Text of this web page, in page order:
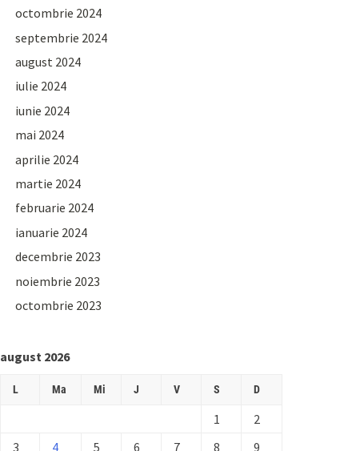
octombrie 2024
septembrie 2024
august 2024
iulie 2024
iunie 2024
mai 2024
aprilie 2024
martie 2024
februarie 2024
ianuarie 2024
decembrie 2023
noiembrie 2023
octombrie 2023
august 2026
L Ma Mi J V S D
1
2
3
4 5 6 7 8 9